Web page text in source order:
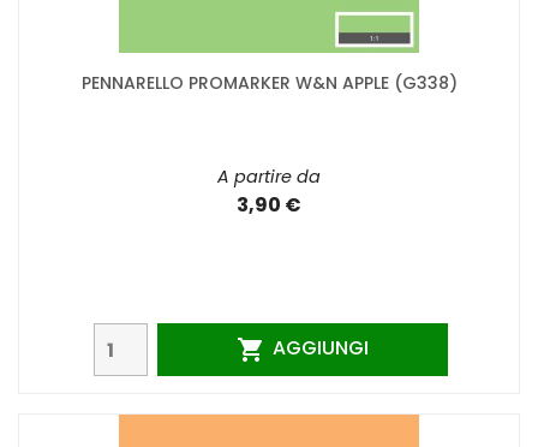
PENNARELLO PROMARKER W&N APPLE (G338)
A partire da
3,90 €
 AGGIUNGI